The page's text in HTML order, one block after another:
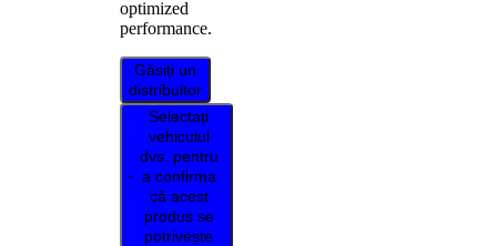
optimized
performance.
Găsiți un
distribuitor
Selectați
vehiculul
dvs. pentru
a confirma
că acest
produs se
potrivește